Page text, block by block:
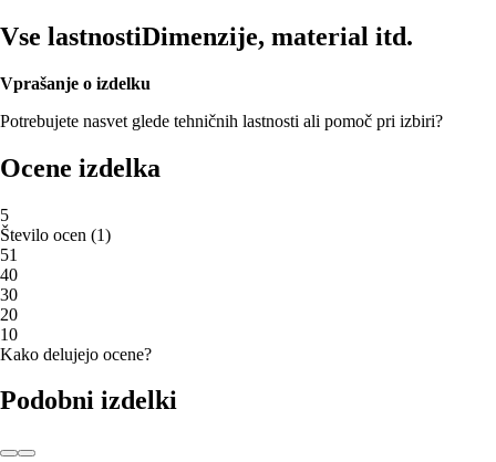
Vse lastnostiDimenzije, material itd.
Vprašanje o izdelku
Potrebujete nasvet glede tehničnih lastnosti ali pomoč pri izbiri?
Ocene izdelka
5
Število ocen (1)
51
40
30
20
10
Kako delujejo ocene?
Podobni izdelki